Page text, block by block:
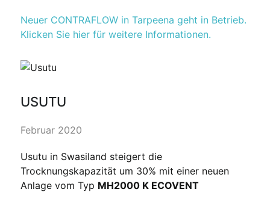
Neuer CONTRAFLOW in Tarpeena geht in Betrieb.
Klicken Sie hier für weitere Informationen.
USUTU
Februar 2020
Usutu in Swasiland steigert die
Trocknungskapazität um 30% mit einer neuen
Anlage vom Typ MH2000 K ECOVENT